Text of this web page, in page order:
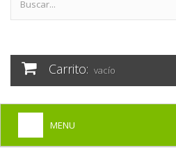
Carrito: vacío
MENU